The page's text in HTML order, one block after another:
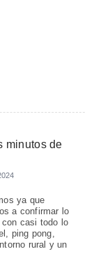
minutos de
ya que
a confirmar lo
casi todo lo
ping pong,
rural y un